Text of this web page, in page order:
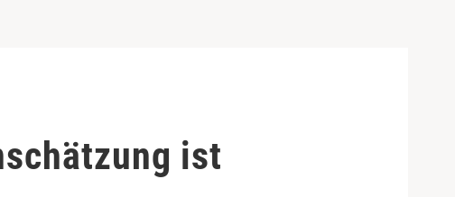
ist